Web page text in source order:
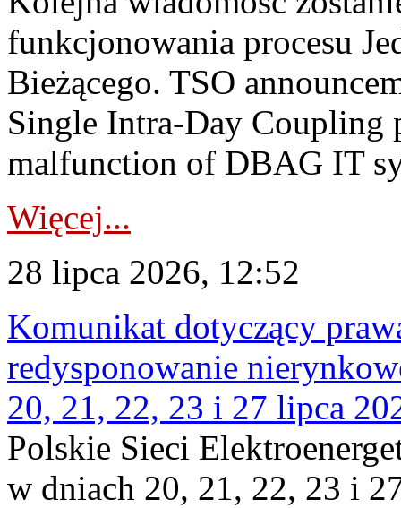
funkcjonowania procesu
Bieżącego. TSO
Single Intra-Day Coupling
malfunction of DBAG IT
Więcej...
28 lipca 2026, 12:52
Komunikat dotyczący
redysponowanie
20, 21, 22, 23 i 27 lipca
Polskie Sieci
w dniach 20, 21, 22, 23 i